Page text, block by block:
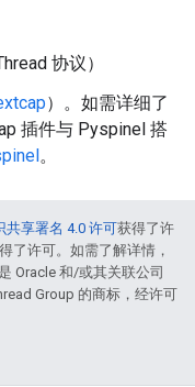
协议）
）。如需详细了
插件与 Pyspinel 搭
。
共享署名 4.0 许可获得了许
了许可。如需了解详情，
Oracle 和/或其关联公司
Group 的商标，经许可